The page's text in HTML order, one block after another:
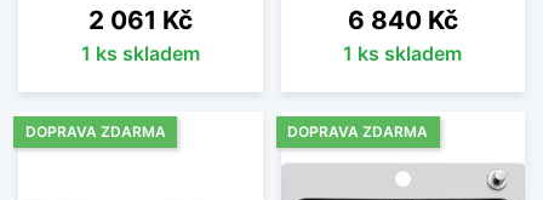
Cena
2 061 Kč
1 ks skladem
Cena
6 840 Kč
1 ks skladem
DOPRAVA ZDARMA DOPRAVA ZDARMA